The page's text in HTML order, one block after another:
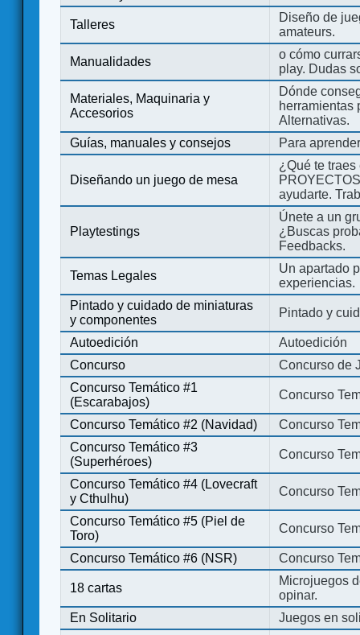
Talleres
Diseño de
amateurs.
Manualidades
o cómo
play. Dudas
Materiales, Maquinaria y
Accesorios
Dónde
herramientas
Alternativas.
Guías, manuales y consejos
Para
Diseñando un juego de mesa
¿Qué te
ayudarte.
Playtestings
Únete a un
¿Buscas
Feedbacks.
Temas Legales
Un apartado
experiencias.
Pintado y cuidado de miniaturas
y componentes
Pintado y
Autoedición
Autoedición
Concurso
Concurso de
Concurso Temático #1
(Escarabajos)
Concurso
Concurso Temático #2 (Navidad)
Concurso
Concurso Temático #3
(Superhéroes)
Concurso
Concurso Temático #4 (Lovecraft
y Cthulhu)
Concurso
Concurso Temático #5 (Piel de
Toro)
Concurso
Concurso Temático #6 (NSR) Concurso
18 cartas
Microjuegos
opinar.
En Solitario
Juegos en